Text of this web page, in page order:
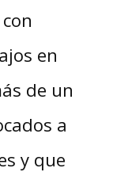
en
de un
a
y que